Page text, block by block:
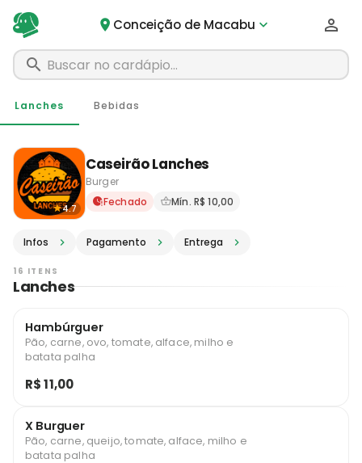
Conceição de Macabu
4.7
Caseirão Lanches
Burger
Delivery em Conceição de
Fechado Mín. R$ 10,00
Infos Pagamento Entrega
Lanches Bebidas
16 ITENS
Lanches
Hambúrguer
Pão, carne, ovo, tomate, alface, milho e
batata palha
R$ 11,00
X Burguer
Pão, carne, queijo, tomate, alface, milho e
batata palha